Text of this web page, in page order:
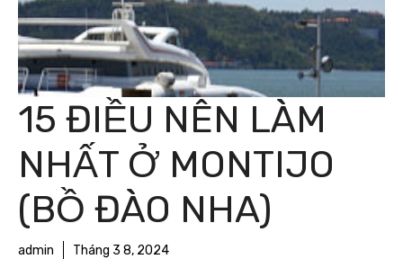
15 ĐIỀU NÊN LÀM
NHẤT Ở MONTIJO
(BỒ ĐÀO NHA)
admin Tháng 3 8, 2024